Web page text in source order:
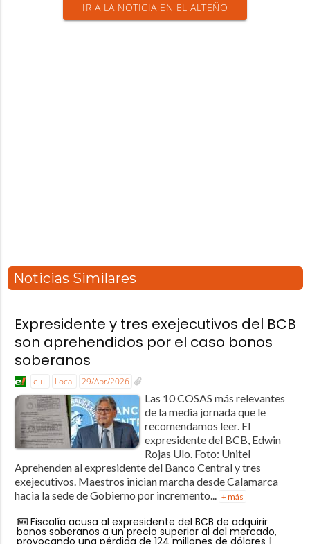
IR A LA NOTICIA EN EL ALTEÑO
Noticias Similares
Expresidente y tres exejecutivos del BCB
son aprehendidos por el caso bonos
soberanos
eju! Local 29/Abr/2026
Las 10 COSAS más relevantes
de la media jornada que le
recomendamos leer. El
expresidente del BCB, Edwin
Rojas Ulo. Foto: Unitel
Aprehenden al expresidente del Banco Central y tres
exejecutivos. Maestros inician marcha desde Calamarca
hacia la sede de Gobierno por incremento... + más
Fiscalía acusa al expresidente del BCB de adquirir
bonos soberanos a un precio superior al del mercado,
provocando una pérdida de 124 millones de dólares |